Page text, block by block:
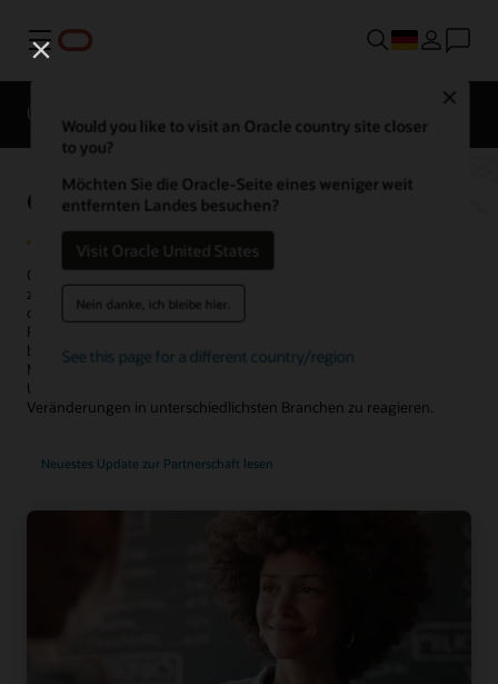
Menü
Would you like to visit an Oracle country site closer
to you?
Möchten Sie die Oracle-Seite eines weniger weit
entfernten Landes besuchen?
Visit Oracle United States
Nein danke, ich bleibe hier.
See this page for a different country/region
Überblick
Oracle B2B
Oracle B2B revolutioniert die Geschäftsabwicklung, indem es
zentrale Services führender Bank-, Logistik- und Digitaldienstleister
direkt in Oracle Fusion Cloud ERP integriert. Oracle B2B beseitigt
Reibungsverluste, beschleunigt Prozesse und bietet ein nahtloses,
benutzerfreundliches Erlebnis – ganz wie im Endkundengeschäft.
Mit über 50.000 Oracle Cloud ERP-Kunden unterstützt Oracle B2B
Unternehmen dabei, effizienter zu arbeiten und flexibel auf
Veränderungen in unterschiedlichsten Branchen zu reagieren.
Neuestes Update zur Partnerschaft lesen